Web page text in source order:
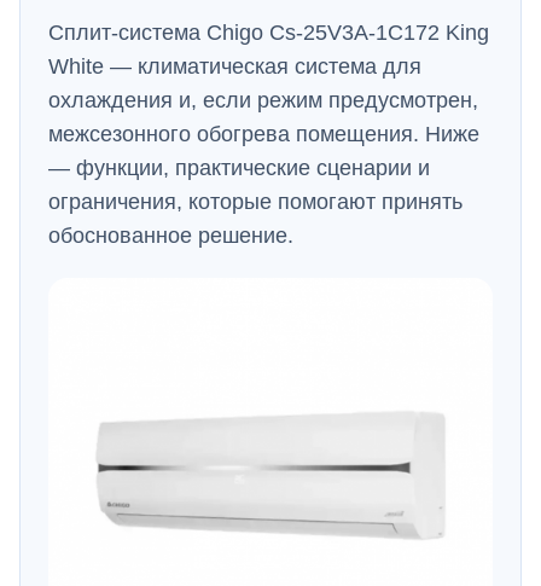
Сплит-система Chigo Cs-25V3A-1C172 King
White — климатическая система для
охлаждения и, если режим предусмотрен,
межсезонного обогрева помещения. Ниже
— функции, практические сценарии и
ограничения, которые помогают принять
обоснованное решение.